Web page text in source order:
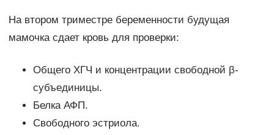
На втором триместре беременности будущая
мамочка сдает кровь для проверки:
Общего ХГЧ и концентрации свободной β-
субъединицы.
Белка АФП.
Свободного эстриола.